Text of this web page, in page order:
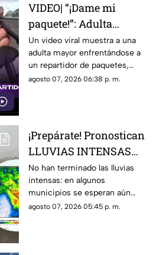
VIDEO| “¡Dame mi
paquete!”: Adulta
mayor agrede a
repartidor y le quita su
celular
Un video viral muestra a una
adulta mayor enfrentándose a
un repartidor de paquetes,
exigiendo su entrega y
agosto 07, 2026 06:38 p. m.
¡Prepárate! Pronostican
LLUVIAS INTENSAS
todo el fin de semana
en estos municipios de
Sinaloa
No han terminado las lluvias
intensas: en algunos
municipios se esperan aún
durante este fin de semana,
agosto 07, 2026 05:45 p. m.